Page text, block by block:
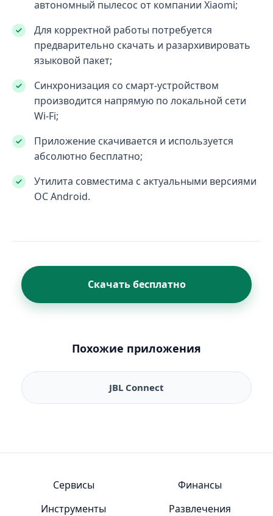
автономный пылесос от компании Xiaomi;
Для корректной работы потребуется
предварительно скачать и разархивировать
языковой пакет;
Синхронизация со смарт-устройством
производится напрямую по локальной сети
Wi-Fi;
Приложение скачивается и используется
абсолютно бесплатно;
Утилита совместима с актуальными версиями
ОС Android.
Скачать бесплатно
Похожие приложения
JBL Connect
Сервисы
Финансы
Инструменты
Развлечения